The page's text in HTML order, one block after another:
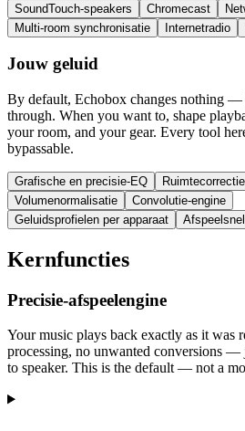
SoundTouch-speakers
Chromecast
Multi-room synchronisatie
Internetradio
Jouw geluid
By default, Echobox changes nothing —
through. When you want to, shape
your room, and your gear. Every tool
bypassable.
Grafische en precisie-EQ Ruimtecorrectie
Volumenormalisatie
Convolutie-engine
Geluidsprofielen per apparaat
Kernfuncties
Precisie-afspeelengine
Your music plays back exactly as it was
processing, no unwanted conversions —
to speaker. This is the default — not a